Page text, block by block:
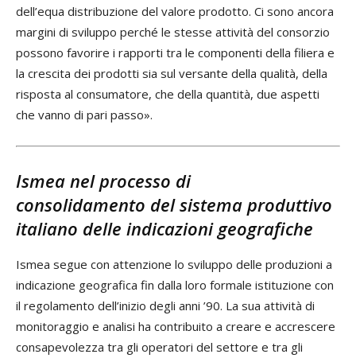
dell’equa distribuzione del valore prodotto. Ci sono ancora
margini di sviluppo perché le stesse attività del consorzio
possono favorire i rapporti tra le componenti della filiera e
la crescita dei prodotti sia sul versante della qualità, della
risposta al consumatore, che della quantità, due aspetti
che vanno di pari passo».
Ismea nel processo di
consolidamento del sistema produttivo
italiano delle indicazioni geografiche
Ismea segue con attenzione lo sviluppo delle produzioni a
indicazione geografica fin dalla loro formale istituzione con
il regolamento dell’inizio degli anni ’90. La sua attività di
monitoraggio e analisi ha contribuito a creare e accrescere
consapevolezza tra gli operatori del settore e tra gli